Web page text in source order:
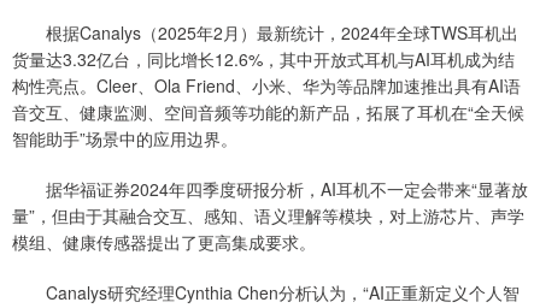
根据Canalys（2025年2月）最新统计，2024年全球TWS耳机出
货量达3.32亿台，同比增长12.6%，其中开放式耳机与AI耳机成为结
构性亮点。Cleer、Ola Friend、小米、华为等品牌加速推出具有AI语
音交互、健康监测、空间音频等功能的新产品，拓展了耳机在“全天候
智能助手”场景中的应用边界。
据华福证券2024年四季度研报分析，AI耳机不一定会带来“显著放
量”，但由于其融合交互、感知、语义理解等模块，对上游芯片、声学
模组、健康传感器提出了更高集成要求。
Canalys研究经理Cynthia Chen分析认为，“AI正重新定义个人智